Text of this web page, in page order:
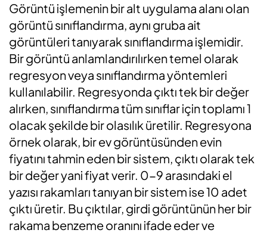
Görüntü işlemenin bir alt uygulama alanı olan
görüntü sınıflandırma, aynı gruba ait
görüntüleri tanıyarak sınıflandırma işlemidir.
Bir görüntü anlamlandırılırken temel olarak
regresyon veya sınıflandırma yöntemleri
kullanılabilir. Regresyonda çıktı tek bir değer
alırken, sınıflandırma tüm sınıflar için toplamı 1
olacak şekilde bir olasılık üretilir. Regresyona
örnek olarak, bir ev görüntüsünden evin
fiyatını tahmin eden bir sistem, çıktı olarak tek
bir değer yani fiyat verir. 0-9 arasındaki el
yazısı rakamları tanıyan bir sistem ise 10 adet
çıktı üretir. Bu çıktılar, girdi görüntünün her bir
rakama benzeme oranını ifade eder ve